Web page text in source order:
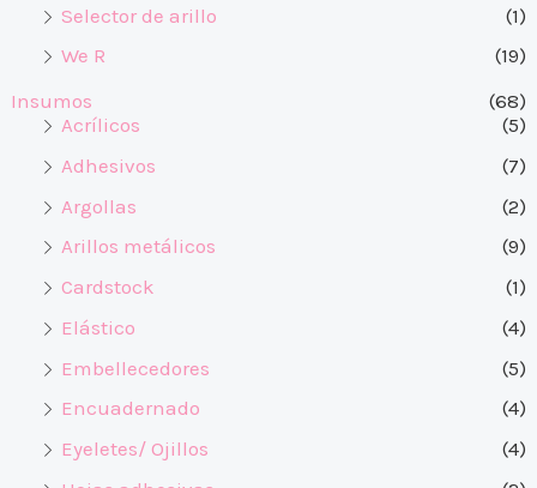
Selector de arillo
(1)
We R
(19)
Insumos
(68)
Acrílicos
(5)
Adhesivos
(7)
Argollas
(2)
Arillos metálicos
(9)
Cardstock
(1)
Elástico
(4)
Embellecedores
(5)
Encuadernado
(4)
Eyeletes/ Ojillos
(4)